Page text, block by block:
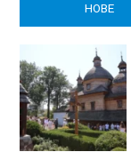
НОВЕ